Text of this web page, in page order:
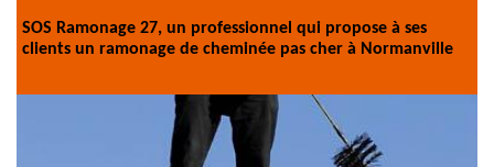
SOS Ramonage 27, un professionnel qui propose à ses
clients un ramonage de cheminée pas cher à Normanville